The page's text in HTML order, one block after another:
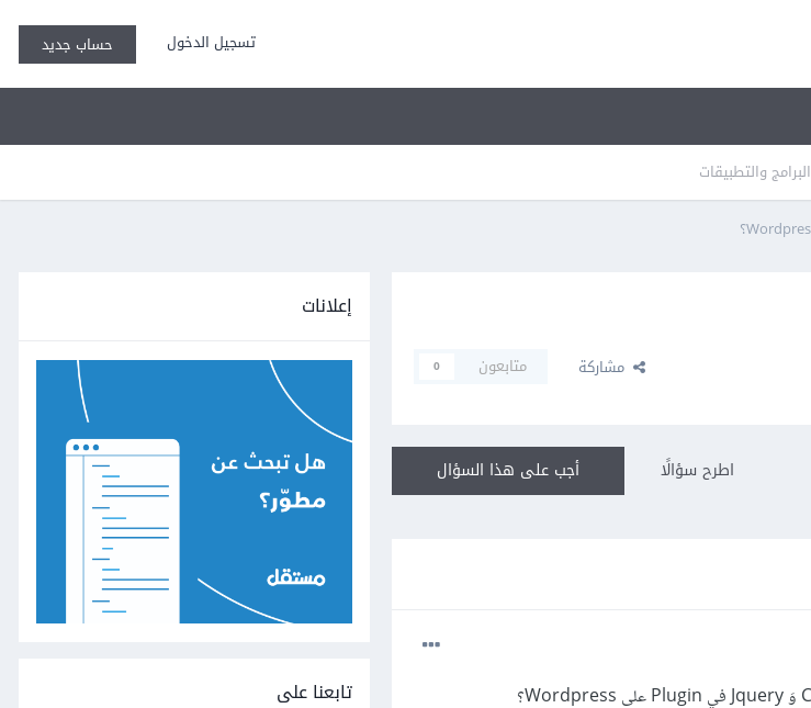
تسجيل الدخول حساب جديد
البرامج والتطبيقات
مشاركة متابعون 0
أجب على هذا السؤال اطرح سؤالًا
إعلانات
تابعنا على